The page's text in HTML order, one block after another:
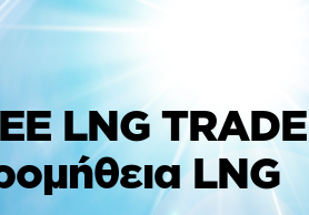
LNG TRADE
LNG